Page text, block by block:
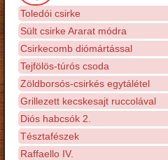
Toledói csirke
Sült csirke Ararat módra
Csirkecomb diómártással
Tejfölös-túrós csoda
Zöldborsós-csirkés egytálétel
Grillezett kecskesajt ruccolával
Diós habcsók 2.
Tésztafészek
Raffaello IV.